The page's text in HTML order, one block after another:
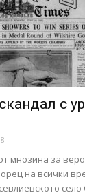
с
мнозина за
на всички